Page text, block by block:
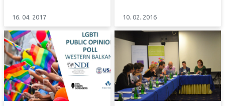
16. 04. 2017 10. 02. 2016